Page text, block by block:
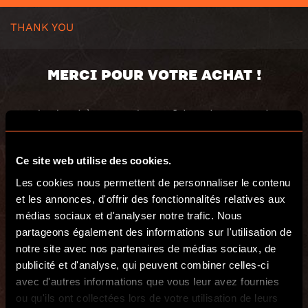
Ce site web utilise des cookies.
Les cookies nous permettent de personnaliser le contenu
et les annonces, d'offrir des fonctionnalités relatives aux
médias sociaux et d'analyser notre trafic. Nous
partageons également des informations sur l'utilisation de
notre site avec nos partenaires de médias sociaux, de
publicité et d'analyse, qui peuvent combiner celles-ci
avec d'autres informations que vous leur avez fournies
ou qu'ils ont collectées lors de votre utilisation de leurs
THANK YOU
MERCI POUR VOTRE ACHAT !
Code du chèque cadeau : [eh-token-voucher
value= »code »]
Valid until: [eh-token-voucher
[eh-order-number title= »Numéro de
commande WooCommerce »]
[eh-purchase-summary title= »Résumé de
vos achats. »]
Code du chèque cadeau : [eh-summary-
coupon-code]
Message du chèque cadeau : [eh-summary-
voucher-message]